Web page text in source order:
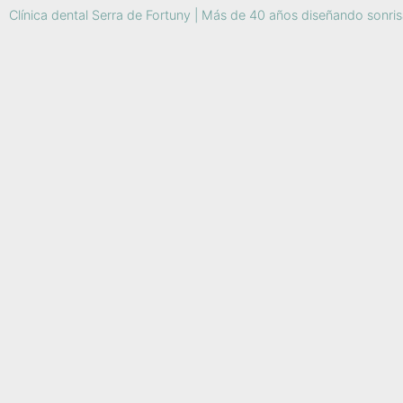
Clínica dental Serra de Fortuny | Más de 40 años diseñando